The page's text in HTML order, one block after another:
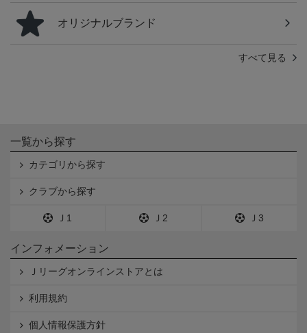
オリジナルブランド
すべて見る
一覧から探す
カテゴリから探す
クラブから探す
Ｊ1 Ｊ2 Ｊ3
インフォメーション
Ｊリーグオンラインストアとは
利用規約
個人情報保護方針